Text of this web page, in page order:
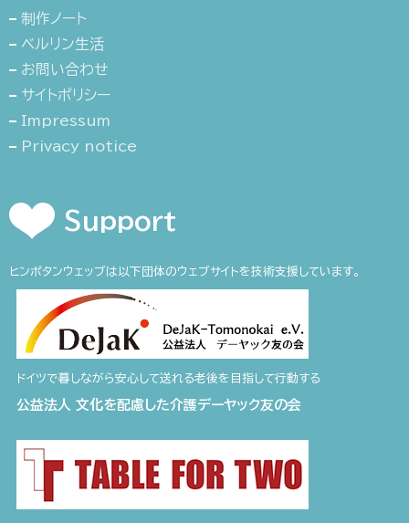
制作ノート
ベルリン生活
お問い合わせ
サイトポリシー
Impressum
Privacy notice
Support
ヒンポタンウェッブは以下団体のウェブサイトを技術支援しています。
ドイツで暮しながら安心して送れる老後を目指して行動する
公益法人 文化を配慮した介護デーヤック友の会